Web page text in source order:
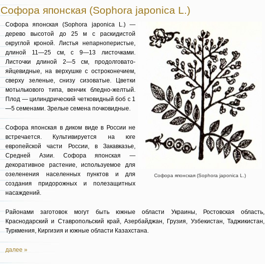
Софора японская (Sophora japonica L.)
Софора японская (Sophora japonica L.)
Софора японская (Sophora japonica L.) —
дерево высотой до 25 м с раскидистой
округлой кроной. Листья непарнопе­ристые,
длиной 11—25 см, с 9—13 лис­точками.
Листочки длиной 2—5 см, продолговато-
яйцевидные, на верхушке с остроконечием,
сверху зеленые, снизу сизоватые. Цветки
мотылькового типа, венчик бледно-желтый.
Плод — цилиндрический четковидный боб с 1
—5 се­менами. Зрелые семена почковидные.
Софора японская в диком виде в России не
встречается. Культивируется на юге
европейской части России, в За­кавказье,
Средней Азии. Софора япон­ская —
декоративное растение, используемое для
озеленения населенных пунктов и для
создания придорожных и полезащитных
насаждений.
Районами заготовок могут быть южные области Украины, Ростовская область,
Краснодарский и Ставрополь­ский край, Азербайджан, Грузия, Узбекистан, Таджикистан,
Туркмения, Киргизия и южные области Казах­стана.
далее »